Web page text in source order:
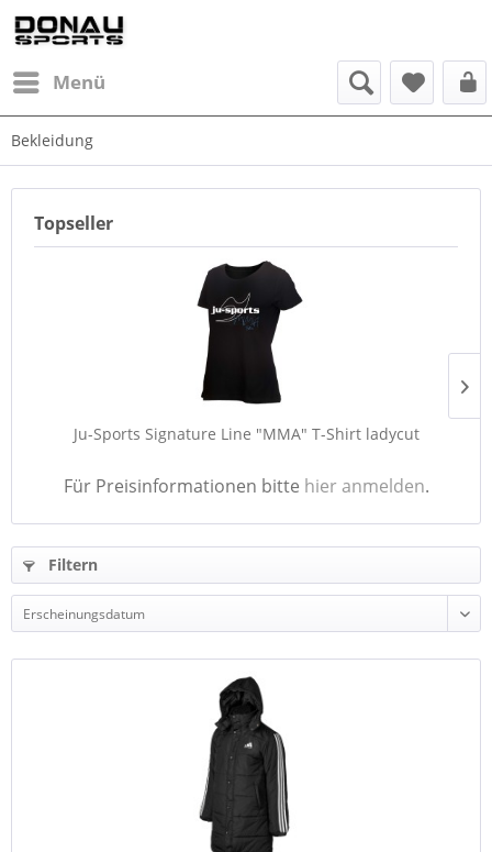
Menü
Bekleidung
Topseller
Ju-Sports Signature Line "MMA" T-Shirt ladycut
Für Preisinformationen bitte hier anmelden.
Filtern